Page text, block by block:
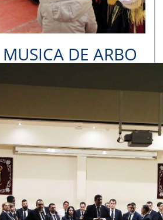
DE ARBO